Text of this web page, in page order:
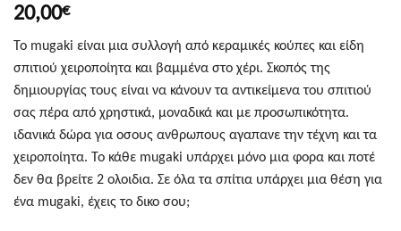
20,00€
Το mugaki είναι μια συλλογή από κεραμικές κούπες και είδη
σπιτιού χειροποίητα και βαμμένα στο χέρι. Σκοπός της
δημιουργίας τους είναι να κάνουν τα αντικείμενα του σπιτιού
σας πέρα από χρηστικά, μοναδικά και με προσωπικότητα.
ιδανικά δώρα για οσους ανθρωπους αγαπανε την τέχνη και τα
χειροποίητα. Το κάθε mugaki υπάρχει μόνο μια φορα και ποτέ
δεν θα βρείτε 2 ολοιδια. Σε όλα τα σπίτια υπάρχει μια θέση για
ένα mugaki, έχεις το δικο σου;